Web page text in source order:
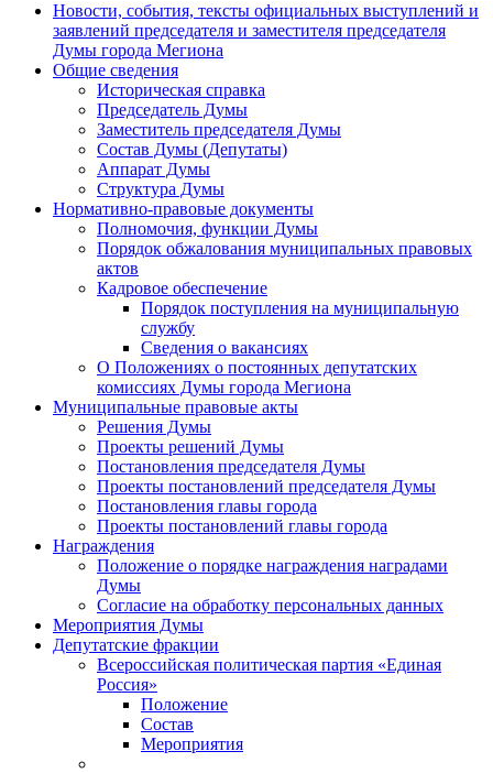
Новости, события, тексты официальных выступлений и
заявлений председателя и заместителя председателя
Думы города Мегиона
Общие сведения
Историческая справка
Председатель Думы
Заместитель председателя Думы
Состав Думы (Депутаты)
Аппарат Думы
Структура Думы
Нормативно-правовые документы
Полномочия, функции Думы
Порядок обжалования муниципальных правовых
актов
Кадровое обеспечение
Порядок поступления на муниципальную
службу
Сведения о вакансиях
О Положениях о постоянных депутатских
комиссиях Думы города Мегиона
Муниципальные правовые акты
Решения Думы
Проекты решений Думы
Постановления председателя Думы
Проекты постановлений председателя Думы
Постановления главы города
Проекты постановлений главы города
Награждения
Положение о порядке награждения наградами
Думы
Согласие на обработку персональных данных
Мероприятия Думы
Депутатские фракции
Всероссийская политическая партия «Единая
Россия»
Положение
Состав
Мероприятия